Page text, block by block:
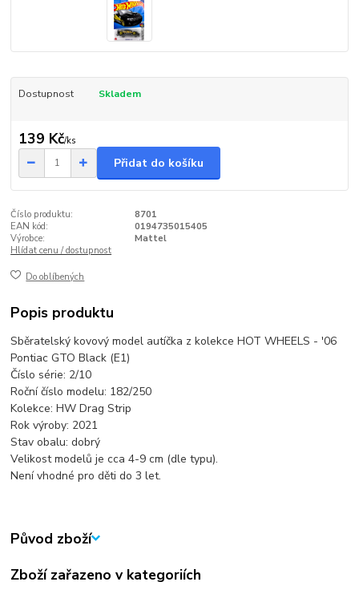
Dostupnost Skladem
139 Kč/ks
Přidat do košíku
Číslo produktu:
8701
EAN kód:
0194735015405
Výrobce:
Mattel
Hlídat cenu / dostupnost
Do oblíbených
Popis produktu
Sběratelský kovový model autíčka z kolekce HOT WHEELS - '06
Pontiac GTO Black (E1)
Číslo série: 2/10
Roční číslo modelu: 182/250
Kolekce: HW Drag Strip
Rok výroby: 2021
Stav obalu: dobrý
Velikost modelů je cca 4-9 cm (dle typu).
Není vhodné pro děti do 3 let.
Původ zboží
Zboží zařazeno v kategoriích